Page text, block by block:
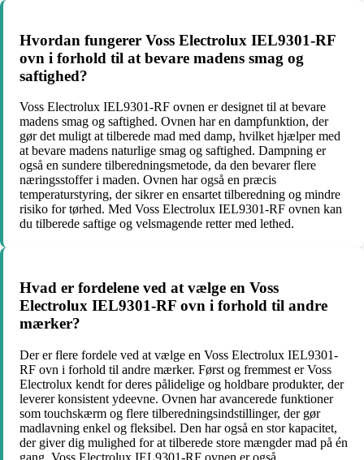
Hvordan fungerer Voss Electrolux IEL9301-RF
ovn i forhold til at bevare madens smag og
saftighed?
Voss Electrolux IEL9301-RF ovnen er designet til at bevare
madens smag og saftighed. Ovnen har en dampfunktion, der
gør det muligt at tilberede mad med damp, hvilket hjælper med
at bevare madens naturlige smag og saftighed. Dampning er
også en sundere tilberedningsmetode, da den bevarer flere
næringsstoffer i maden. Ovnen har også en præcis
temperaturstyring, der sikrer en ensartet tilberedning og mindre
risiko for tørhed. Med Voss Electrolux IEL9301-RF ovnen kan
du tilberede saftige og velsmagende retter med lethed.
Hvad er fordelene ved at vælge en Voss
Electrolux IEL9301-RF ovn i forhold til andre
mærker?
Der er flere fordele ved at vælge en Voss Electrolux IEL9301-
RF ovn i forhold til andre mærker. Først og fremmest er Voss
Electrolux kendt for deres pålidelige og holdbare produkter, der
leverer konsistent ydeevne. Ovnen har avancerede funktioner
som touchskærm og flere tilberedningsindstillinger, der gør
madlavning enkel og fleksibel. Den har også en stor kapacitet,
der giver dig mulighed for at tilberede store mængder mad på én
gang. Voss Electrolux IEL9301-RF ovnen er også